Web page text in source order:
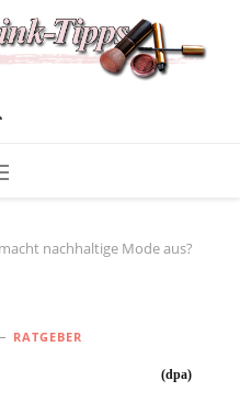
nachhaltige Mode aus?
RATGEBER
(dpa)